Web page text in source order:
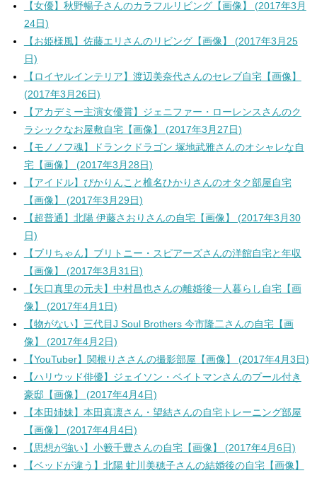
【女優】秋野暢子さんのカラフルリビング【画像】 (2017年3月
24日)
【お姫様風】佐藤エリさんのリビング【画像】 (2017年3月25
日)
【ロイヤルインテリア】渡辺美奈代さんのセレブ自宅【画像】
(2017年3月26日)
【アカデミー主演女優賞】ジェニファー・ローレンスさんのク
ラシックなお屋敷自宅【画像】 (2017年3月27日)
【モノノフ魂】ドランクドラゴン 塚地武雅さんのオシャレな自
宅【画像】 (2017年3月28日)
【アイドル】ぴかりんこと椎名ひかりさんのオタク部屋自宅
【画像】 (2017年3月29日)
【超普通】北陽 伊藤さおりさんの自宅【画像】 (2017年3月30
日)
【ブリちゃん】ブリトニー・スピアーズさんの洋館自宅と年収
【画像】 (2017年3月31日)
【矢口真里の元夫】中村昌也さんの離婚後一人暮らし自宅【画
像】 (2017年4月1日)
【物がない】三代目J Soul Brothers 今市隆二さんの自宅【画
像】 (2017年4月2日)
【YouTuber】関根りささんの撮影部屋【画像】 (2017年4月3日)
【ハリウッド俳優】ジェイソン・ベイトマンさんのプール付き
豪邸【画像】 (2017年4月4日)
【本田姉妹】本田真凛さん・望結さんの自宅トレーニング部屋
【画像】 (2017年4月4日)
【思想が強い】小籔千豊さんの自宅【画像】 (2017年4月6日)
【ベッドが違う】北陽 虻川美穂子さんの結婚後の自宅【画像】